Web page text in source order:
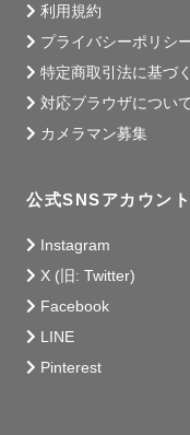
利用規約
プライバシーポリシ
特定商取引法に基づ
対応ブラウザについて
カメラマン募集
公式SNSアカウント
Instagram
X (旧: Twitter)
Facebook
LINE
Pinterest